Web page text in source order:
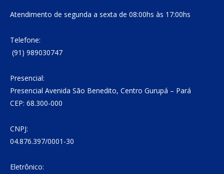
Atendimento de segunda a sexta de 08:00hs às 17:00hs
Telefone:
(91) 989030747
Presencial:
Presencial Avenida São Benedito, Centro Gurupá – Pará
CEP: 68.300-000
CNPJ:
04.876.397/0001-30
Eletrônico: